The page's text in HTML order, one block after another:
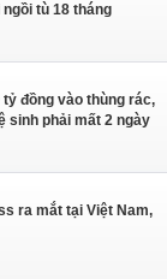
tù 18 tháng
đồng vào thùng rác,
sinh phải mất 2 ngày
ra mắt tại Việt Nam,